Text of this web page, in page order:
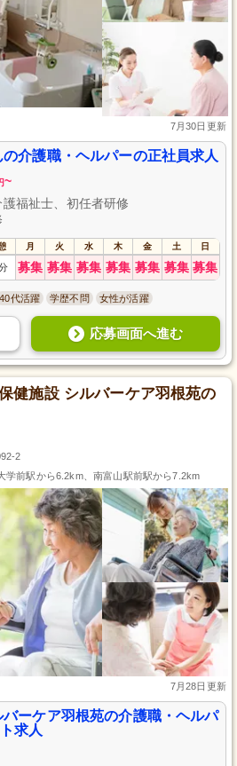
7月30日更新
介護職・ヘルパーの正社員求人
~
福祉士、初任者研修
月 火 水 木 金 土 日
募集 募集 募集 募集 募集 募集 募集
40代活躍 学歴不問 女性が活躍
応募画面へ進む
健施設 シルバーケア羽根苑の
2
学前駅から6.2km、南富山駅前駅から7.2km
7月28日更新
ーケア羽根苑の介護職・ヘルパ
求人